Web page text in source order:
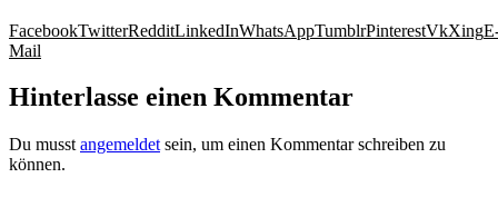
FacebookTwitterRedditLinkedInWhatsAppTumblrPinterestVkXing
Mail
Hinterlasse einen Kommentar
Du musst angemeldet sein, um einen Kommentar schreiben zu
können.